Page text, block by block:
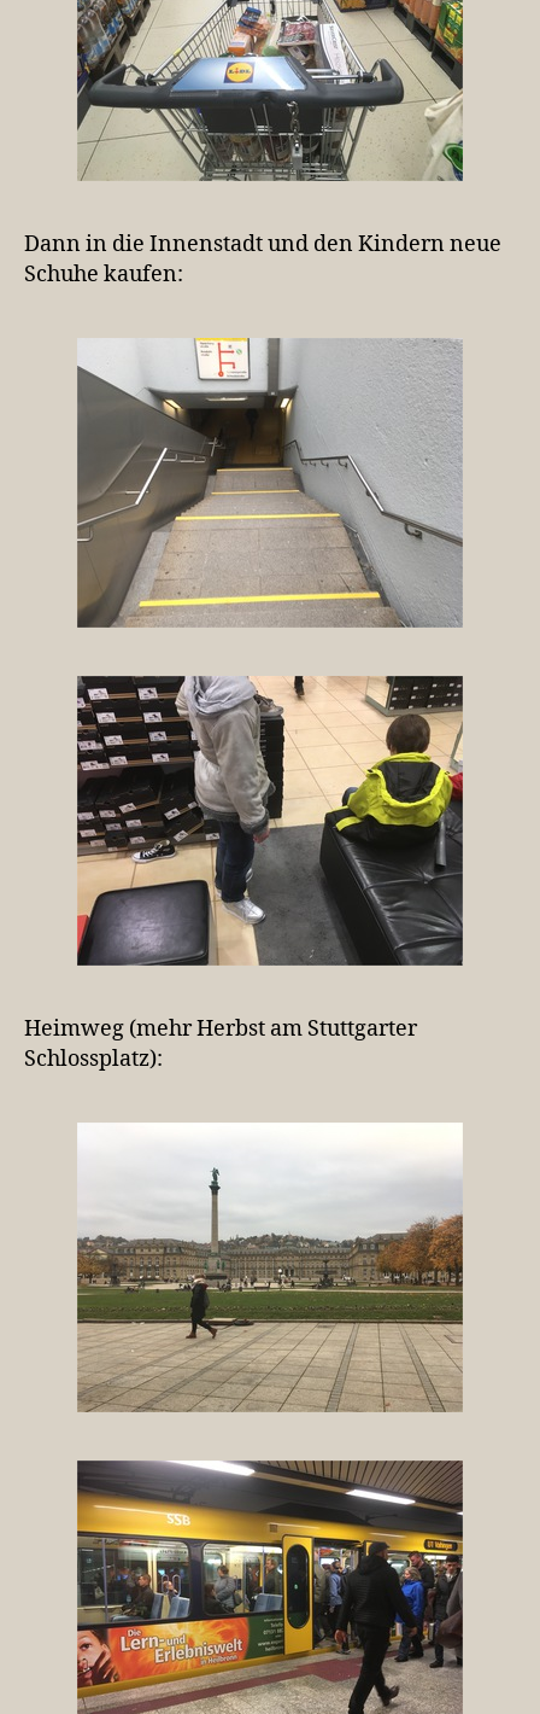
Dann in die Innenstadt und den Kindern neue
Schuhe kaufen:
Heimweg (mehr Herbst am Stuttgarter
Schlossplatz):